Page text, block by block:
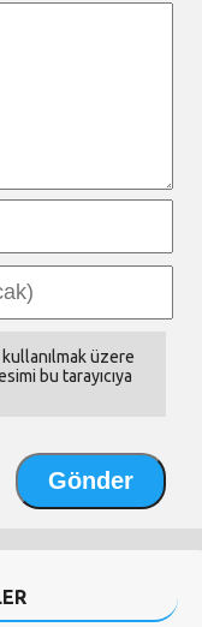
üzere
bu tarayıcıya